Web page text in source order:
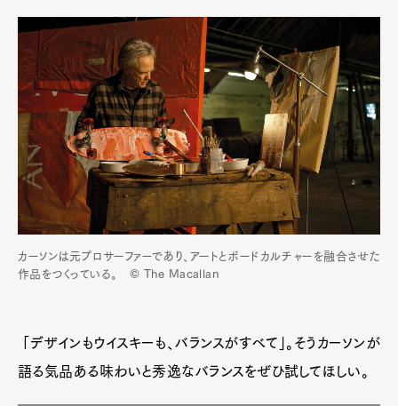
カーソンは元プロサーファーであり、アートとボードカルチャーを融合させた
作品をつくっている。 © The Macallan
「デザインもウイスキーも、バランスがすべて」。そうカーソンが
語る気品ある味わいと秀逸なバランスをぜひ試してほしい。